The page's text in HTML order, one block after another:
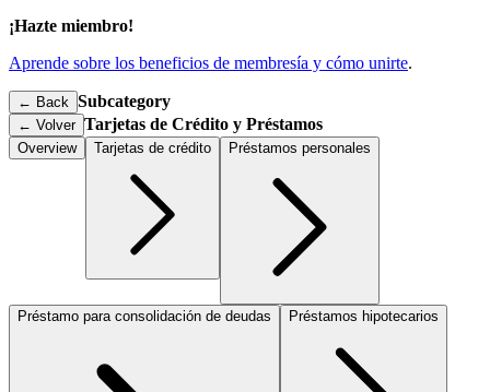
¡Hazte miembro!
Aprende sobre los beneficios de membresía y cómo unirte.
← Back Subcategory
← Volver Tarjetas de Crédito y Préstamos
Overview Tarjetas de crédito Préstamos personales
Préstamo para consolidación de deudas Préstamos hipotecarios